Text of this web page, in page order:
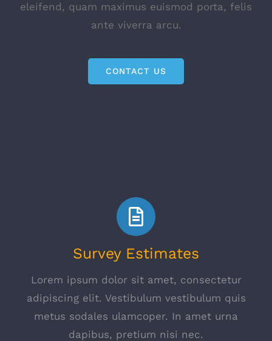
eleifend, quam maximus euismod porta, felis
ante viverra arcu.
CONTACT US
Survey Estimates
Lorem ipsum dolor sit amet, consectetur
adipiscing elit. Vestibulum vestibulum quis
metus sodales ulamcoper. In amet urna
dapibus, pretium nisi nec.